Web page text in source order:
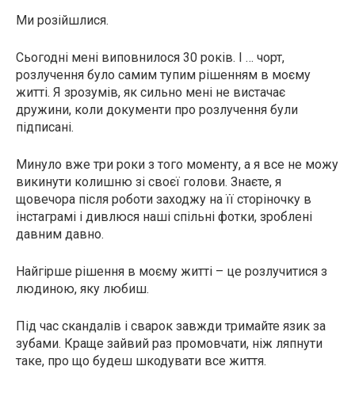
Ми розійшлися.
Сьогодні мені виповнилося 30 років. І … чорт,
розлучення було самим тупим рішенням в моєму
житті. Я зрозумів, як сильно мені не вистачає
дружини, коли документи про розлучення були
підписані.
Минуло вже три роки з того моменту, а я все не можу
викинути колишню зі своєї голови. Знаєте, я
щовечора після роботи заходжу на її сторіночку в
інстаграмі і дивлюся наші спільні фотки, зроблені
давним давно.
Найгірше рішення в моєму житті – це розлучитися з
людиною, яку любиш.
Під час скандалів і сварок завжди тримайте язик за
зубами. Краще зайвий раз промовчати, ніж ляпнути
таке, про що будеш шкодувати все життя.